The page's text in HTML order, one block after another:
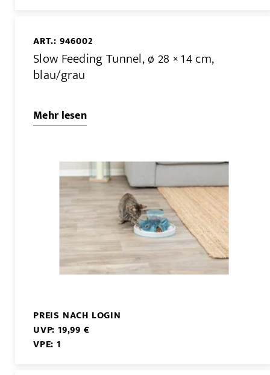
ART.: 946002
Slow Feeding Tunnel, ø 28 × 14 cm,
blau/grau
Mehr lesen
PREIS NACH LOGIN
UVP: 19,99 €
VPE: 1